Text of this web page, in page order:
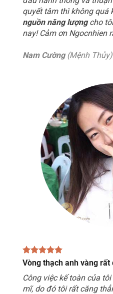
quyết tâm thì không quá
nguồn năng lượngcho
nay! Cảm ơn Ngocnhien
Nam Cường(Mệnh Thủy)
Vòng thạch anh vàng rất
Công việc kế toàn của
mĩ, do đó tôi rất căng